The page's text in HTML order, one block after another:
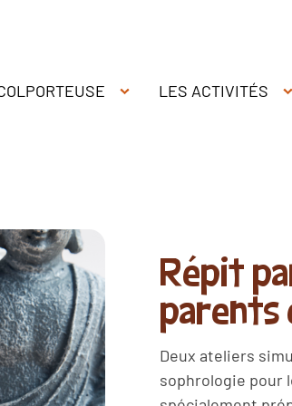
LES ACTIVITÉS
Répit
parents
Deux ateliers
sophrologie pour